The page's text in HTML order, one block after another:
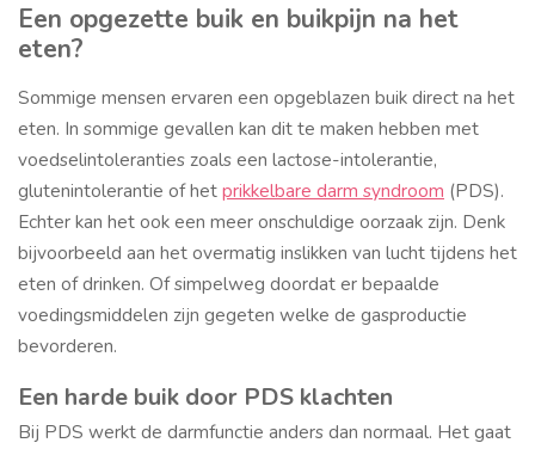
Een opgezette buik en buikpijn na het
eten?
Sommige mensen ervaren een opgeblazen buik direct na het
eten. In sommige gevallen kan dit te maken hebben met
voedselintoleranties zoals een lactose-intolerantie,
glutenintolerantie of hetprikkelbare darm syndroom (PDS).
Echter kan het ook een meer onschuldige oorzaak zijn. Denk
bijvoorbeeld aan het overmatig inslikken van lucht tijdens het
eten of drinken. Of simpelweg doordat er bepaalde
voedingsmiddelen zijn gegeten welke de gasproductie
bevorderen.
Een harde buik door PDS klachten
Bij PDS werkt de darmfunctie anders dan normaal. Het gaat